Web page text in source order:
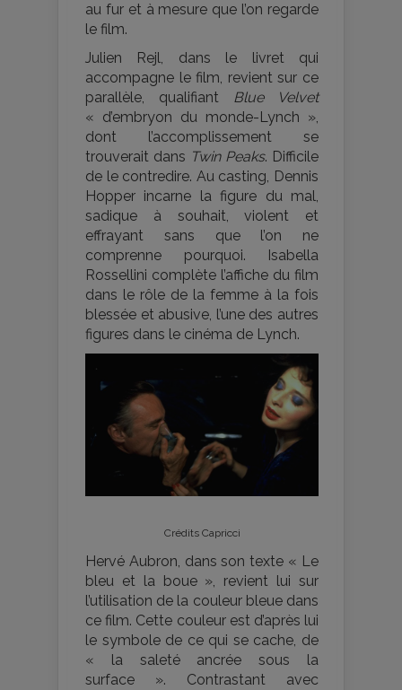
au fur et à mesure que l’on regarde
le film.
Julien Rejl, dans le livret qui
accompagne le film, revient sur ce
parallèle, qualifiant Blue Velvet
« d’embryon du monde-Lynch »,
dont l’accomplissement se
trouverait dans Twin Peaks. Difficile
de le contredire. Au casting, Dennis
Hopper incarne la figure du mal,
sadique à souhait, violent et
effrayant sans que l’on ne
comprenne pourquoi. Isabella
Rossellini complète l’affiche du film
dans le rôle de la femme à la fois
blessée et abusive, l’une des autres
figures dans le cinéma de Lynch.
Crédits Capricci
Hervé Aubron, dans son texte « Le
bleu et la boue », revient lui sur
l’utilisation de la couleur bleue dans
ce film. Cette couleur est d’après lui
le symbole de ce qui se cache, de
« la saleté ancrée sous la
surface ». Contrastant avec